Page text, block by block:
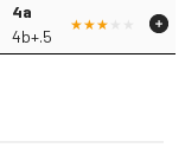
4a
4b+.5